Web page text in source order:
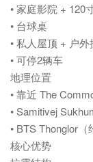
• 家庭影院 + 120
• 台球桌
• 私人屋顶 + 户
• 可停2辆车
地理位置
• 靠近 The
• Samitivej
• BTS Thonglor（
核心优势